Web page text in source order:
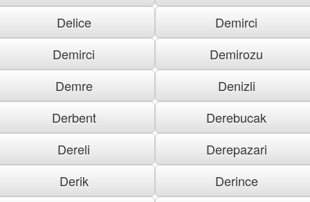
Delice
Demirci
Demirci
Demirozu
Demre
Denizli
Derbent
Derebucak
Dereli
Derepazari
Derik
Derince